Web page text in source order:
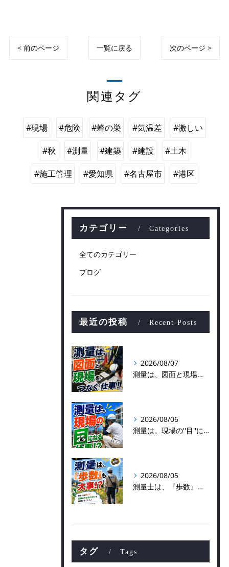
< 前のページ 一覧に戻る 次のページ >
関連タグ
#現場 #危険 #蜂の巣 #気温差 #激しい
#秋 #測量 #建築 #建設 #土木
#施工管理 #愛知県 #名古屋市 #港区
カテゴリー Categories
全てのカテゴリー
ブログ
最近の投稿 Recent Posts
2026/08/07
測量は、図面と現場をつなぐ仕事！
2026/08/06
測量は、現場の''目''になる仕事！？
2026/08/05
測量士は、『歩数』も大事！？
タグ Tags